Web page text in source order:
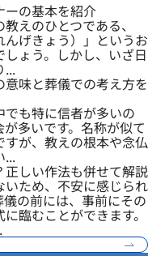
ーの基本を紹介
えのひとつである、
んげきょう）」というお
ょう。しかし、いざ日
...
味と葬儀での考え方を
も特に信者が多いの
多いです。名称が似て
が、教えの根本や念仏
...
しい作法も併せて解説
ため、不安に感じられ
の前には、事前にその
臨むことができます。